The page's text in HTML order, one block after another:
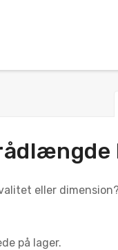
eller
på lager.